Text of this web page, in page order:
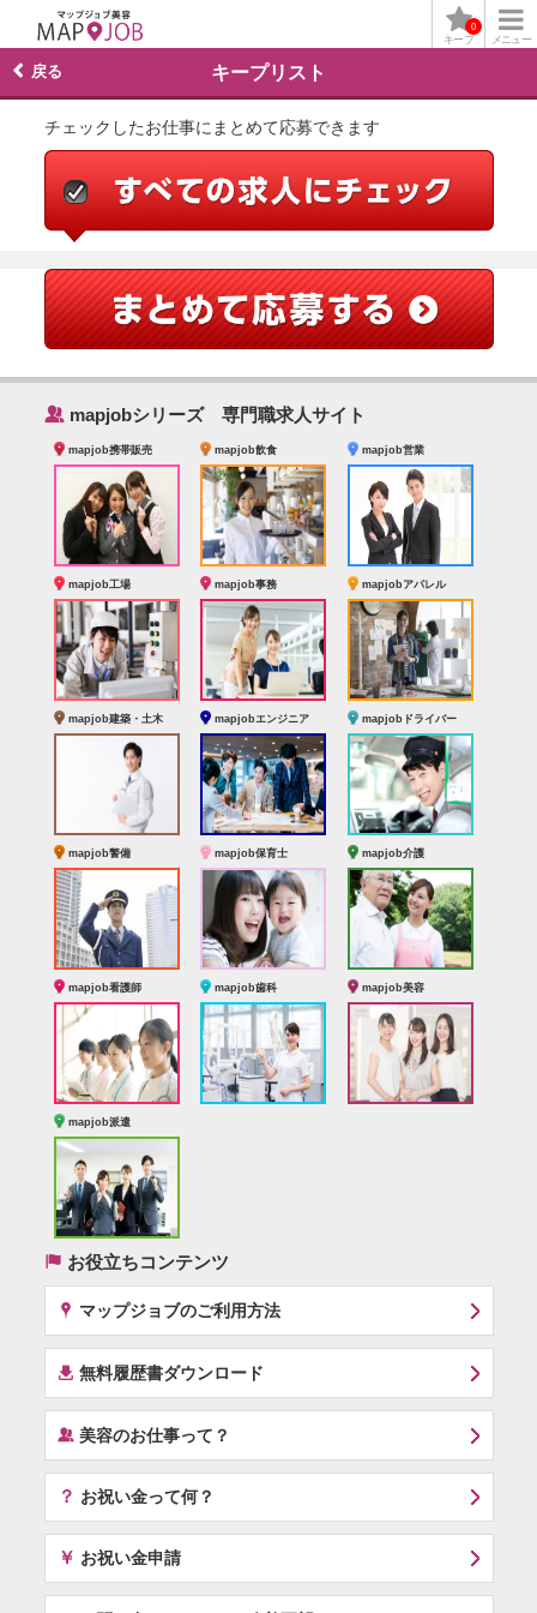
メニュー
キープ
0
キープリスト
戻る
チェックしたお仕事にまとめて応募できます
‰ mapjobシリーズ 専門職求人サイト
mapjob携帯販売 mapjob飲食 mapjob営業
mapjob工場 mapjob事務 mapjobアパレル
mapjob建築・土木 mapjobエンジニア mapjobドライバー
mapjob警備 mapjob保育士 mapjob介護
mapjob看護師 mapjob歯科 mapjob美容
mapjob派遣
( お役立ちコンテンツ
x マップジョブのご利用方法
í 無料履歴書ダウンロード
‰美容のお仕事って？
？ お祝い金って何？
￥ お祝い金申請